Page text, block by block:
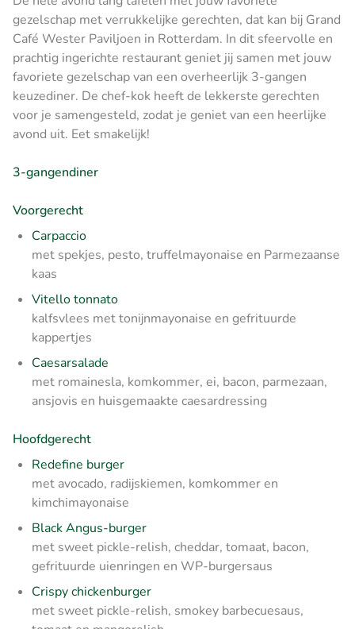
gezelschap met verrukkelijke gerechten, dat kan bij Grand
Café Wester Paviljoen in Rotterdam. In dit sfeervolle en
prachtig ingerichte restaurant geniet jij samen met jouw
favoriete gezelschap van een overheerlijk 3-gangen
keuzediner. De chef-kok heeft de lekkerste gerechten
voor je samengesteld, zodat je geniet van een heerlijke
avond uit. Eet smakelijk!
3-gangendiner
Voorgerecht
Carpaccio
met spekjes, pesto, truffelmayonaise en Parmezaanse
kaas
Vitello tonnato
kalfsvlees met tonijnmayonaise en gefrituurde
kappertjes
Caesarsalade
met romainesla, komkommer, ei, bacon, parmezaan,
ansjovis en huisgemaakte caesardressing
Hoofdgerecht
Redefine burger
met avocado, radijskiemen, komkommer en
kimchimayonaise
Black Angus-burger
met sweet pickle-relish, cheddar, tomaat, bacon,
gefrituurde uienringen en WP-burgersaus
Crispy chickenburger
met sweet pickle-relish, smokey barbecuesaus,